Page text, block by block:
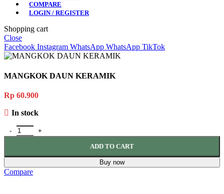
COMPARE
LOGIN / REGISTER
Shopping cart
Close
Facebook Instagram WhatsApp WhatsApp TikTok
MANGKOK DAUN KERAMIK
Rp 60.900
In stock
MANGKOK DAUN KERAMIK quantity
ADD TO CART
Buy now
Compare